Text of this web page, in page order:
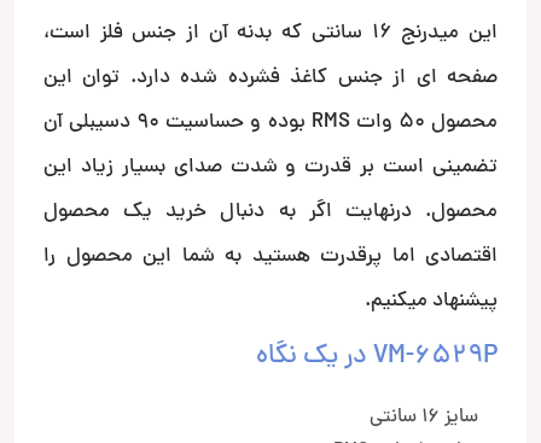
این میدرنج 16 سانتی که بدنه آن از جنس فلز است،
صفحه ای از جنس کاغذ فشرده شده دارد. توان این
محصول 50 وات RMS بوده و حساسیت 90 دسیبلی آن
تضمینی است بر قدرت و شدت صدای بسیار زیاد این
محصول. درنهایت اگر به دنبال خرید یک محصول
اقتصادی اما پرقدرت هستید به شما این محصول را
پیشنهاد میکنیم.
VM-6529P در یک نگاه
سایز 16 سانتی